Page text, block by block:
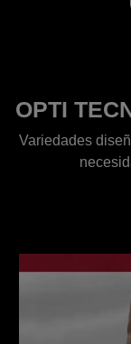
OPTI
Variedades